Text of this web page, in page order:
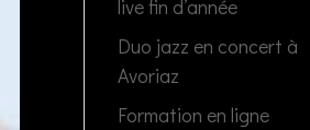
live fin d’année
Duo jazz en concert à
Avoriaz
Formation en ligne